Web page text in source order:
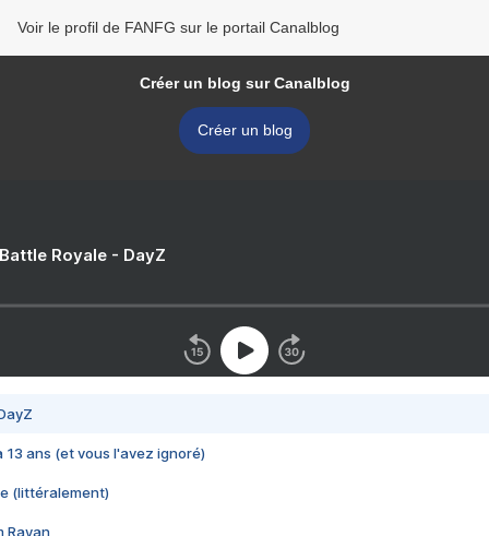
Voir le profil de FANFG sur le portail Canalblog
Créer un blog sur Canalblog
Créer un blog
Royale - DayZ
13 ans (et vous l'avez ignoré)
(littéralement)
Rayan